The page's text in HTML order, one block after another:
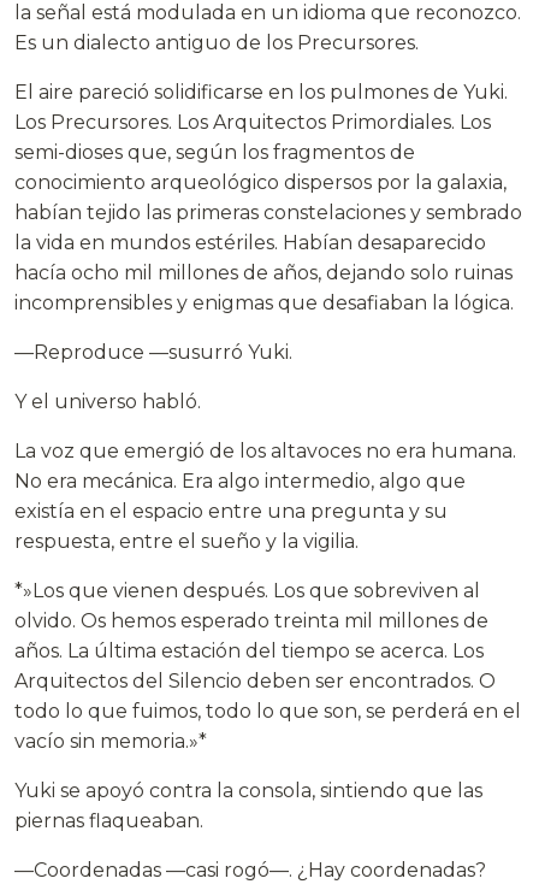
la señal está modulada en un idioma que reconozco.
Es un dialecto antiguo de los Precursores.
El aire pareció solidificarse en los pulmones de Yuki.
Los Precursores. Los Arquitectos Primordiales. Los
semi-dioses que, según los fragmentos de
conocimiento arqueológico dispersos por la galaxia,
habían tejido las primeras constelaciones y sembrado
la vida en mundos estériles. Habían desaparecido
hacía ocho mil millones de años, dejando solo ruinas
incomprensibles y enigmas que desafiaban la lógica.
—Reproduce —susurró Yuki.
Y el universo habló.
La voz que emergió de los altavoces no era humana.
No era mecánica. Era algo intermedio, algo que
existía en el espacio entre una pregunta y su
respuesta, entre el sueño y la vigilia.
*»Los que vienen después. Los que sobreviven al
olvido. Os hemos esperado treinta mil millones de
años. La última estación del tiempo se acerca. Los
Arquitectos del Silencio deben ser encontrados. O
todo lo que fuimos, todo lo que son, se perderá en el
vacío sin memoria.»*
Yuki se apoyó contra la consola, sintiendo que las
piernas flaqueaban.
—Coordenadas —casi rogó—. ¿Hay coordenadas?